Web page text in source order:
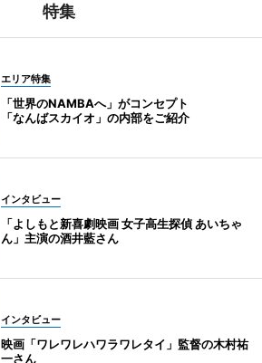
特集
エリア特集
「世界のNAMBAへ」がコンセプト
「なんばスカイオ」の内部をご紹介
インタビュー
「よしもと新喜劇映画 女子高生探偵 あいちゃ
ん」主演の酒井藍さん
インタビュー
映画「ワレワレハワラワレタイ」監督の木村祐
一さん